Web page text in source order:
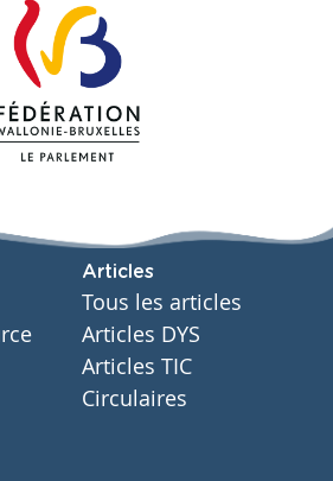
Articles
Tous les articles
Articles DYS
Articles TIC
Circulaires